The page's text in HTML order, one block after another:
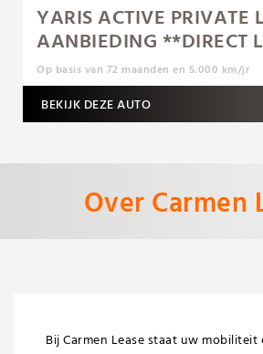
YARIS ACTIVE PRIVATE
AANBIEDING **DIRECT
Op basis van 72 maanden en 5.000 km/jr
BEKIJK DEZE AUTO
Over Carmen
Bij Carmen Lease staat uw